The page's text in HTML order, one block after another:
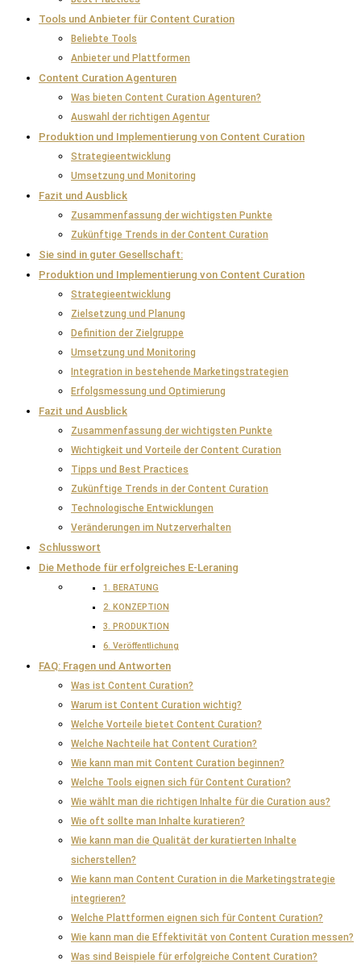
Tools und Anbieter für Content Curation
Beliebte Tools
Anbieter und Plattformen
Content Curation Agenturen
Was bieten Content Curation Agenturen?
Auswahl der richtigen Agentur
Produktion und Implementierung von Content Curation
Strategieentwicklung
Umsetzung und Monitoring
Fazit und Ausblick
Zusammenfassung der wichtigsten Punkte
Zukünftige Trends in der Content Curation
Sie sind in guter Gesellschaft:
Produktion und Implementierung von Content Curation
Strategieentwicklung
Zielsetzung und Planung
Definition der Zielgruppe
Umsetzung und Monitoring
Integration in bestehende Marketingstrategien
Erfolgsmessung und Optimierung
Fazit und Ausblick
Zusammenfassung der wichtigsten Punkte
Wichtigkeit und Vorteile der Content Curation
Tipps und Best Practices
Zukünftige Trends in der Content Curation
Technologische Entwicklungen
Veränderungen im Nutzerverhalten
Schlusswort
Die Methode für erfolgreiches E-Leraning
1. BERATUNG
2. KONZEPTION
3. PRODUKTION
6. Veröffentlichung
FAQ: Fragen und Antworten
Was ist Content Curation?
Warum ist Content Curation wichtig?
Welche Vorteile bietet Content Curation?
Welche Nachteile hat Content Curation?
Wie kann man mit Content Curation beginnen?
Welche Tools eignen sich für Content Curation?
Wie wählt man die richtigen Inhalte für die Curation aus?
Wie oft sollte man Inhalte kuratieren?
Wie kann man die Qualität der kuratierten Inhalte
sicherstellen?
Wie kann man Content Curation in die Marketingstrategie
integrieren?
Welche Plattformen eignen sich für Content Curation?
Wie kann man die Effektivität von Content Curation messen?
Was sind Beispiele für erfolgreiche Content Curation?